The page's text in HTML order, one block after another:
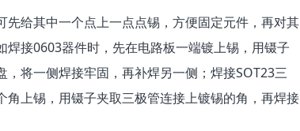
先给其中一个点上一点点锡，方便固定元件，再对其
焊接0603器件时，先在电路板一端镀上锡，用镊子
，将一侧焊接牢固，再补焊另一侧；焊接SOT23三
角上锡，用镊子夹取三极管连接上镀锡的角，再焊接